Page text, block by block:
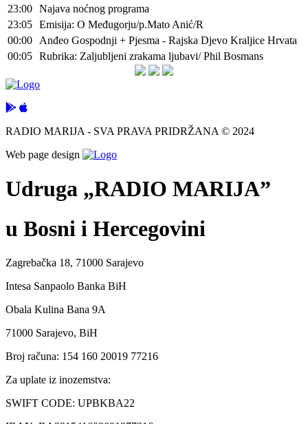
23:00 Najava noćnog programa
23:05 Emisija: O Međugorju/p.Mato Anić/R
00:00
Anđeo Gospodnji + Pjesma - Rajska Djevo Kraljice Hrvata
00:05 Rubrika: Zaljubljeni zrakama ljubavi/ Phil Bosmans
RADIO MARIJA - SVA PRAVA PRIDRŽANA © 2024
Web page design
Udruga „RADIO MARIJA”
u Bosni i Hercegovini
Zagrebačka 18, 71000 Sarajevo
Intesa Sanpaolo Banka BiH
Obala Kulina Bana 9A
71000 Sarajevo, BiH
Broj računa: 154 160 20019 77216
Za uplate iz inozemstva:
SWIFT CODE: UPBKBA22